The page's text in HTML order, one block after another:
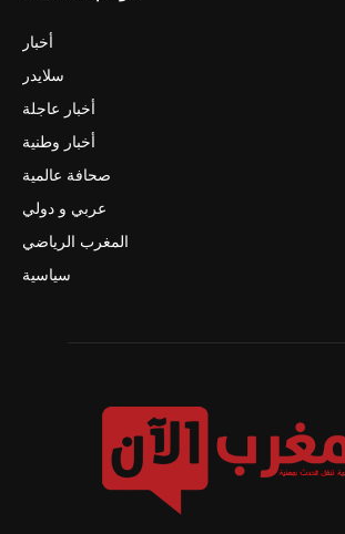
أخبار
سلايدر
أخبار عاجلة
أخبار وطنية
صحافة عالمية
عربي و دولي
المغرب الرياضي
سياسية